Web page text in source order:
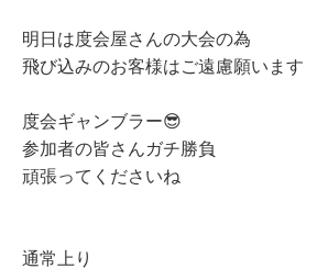
明日は度会屋さんの大会の為
飛び込みのお客様はご遠慮願います
度会ギャンブラー😎
参加者の皆さんガチ勝負
頑張ってくださいね
通常上り